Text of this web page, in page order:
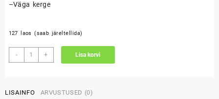
–Väga kerge
127 laos (saab järeltellida)
-
360x349mm
Melamiinist
piaal
+ Lisa korvi
LISAINFO ARVUSTUSED (0)